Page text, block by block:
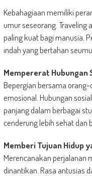
Kebahagiaan memiliki
umur seseorang. Traveling
paling kuat bagi manusia.
indah yang bertahan
Mempererat Hubungan
Bepergian bersama
emosional. Hubungan
panjang dalam berbagai
cenderung lebih sehat dan
Memberi Tujuan Hidup
Merencanakan perjalanan
dinantikan. Rasa antusias